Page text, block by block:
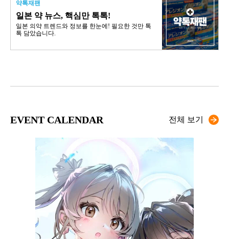
약톡재팬
일본 약 뉴스, 핵심만 톡톡!
일본 의약 트렌드와 정보를 한눈에! 필요한 것만 톡
톡 담았습니다.
EVENT CALENDAR 전체 보기